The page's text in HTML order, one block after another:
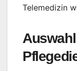
Telemedizin